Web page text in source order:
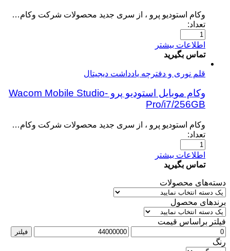
وکام استودیو پرو ، از سری جدید محصولات شرکت وکام…
تعداد:
اطلاعات بیشتر
تماس بگیرید
قلم نوری و دفترچه یادداشت دیجیتال
وکام موبایل استودیو پرو -Wacom Mobile Studio
Pro/i7/256GB
وکام استودیو پرو ، از سری جدید محصولات شرکت وکام…
تعداد:
اطلاعات بیشتر
تماس بگیرید
دسته‌های محصولات
برندهای محصول
فیلتر براساس قیمت
فیلتر
رنگ